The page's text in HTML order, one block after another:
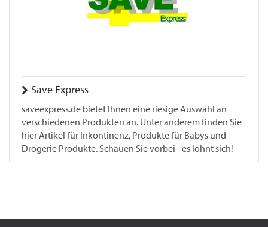
Save Express
saveexpress.de bietet Ihnen eine riesige Auswahl an
verschiedenen Produkten an. Unter anderem finden Sie
hier Artikel für Inkontinenz, Produkte für Babys und
Drogerie Produkte. Schauen Sie vorbei - es lohnt sich!